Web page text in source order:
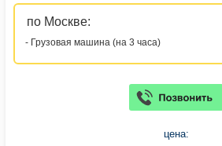
по Москве:
- Грузовая машина (на 3 часа)
цена: